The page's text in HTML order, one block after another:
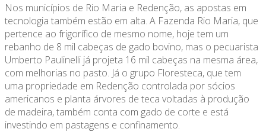
Nos municípios de Rio Maria e Redenção, as apostas em
tecnologia também estão em alta. A Fazenda Rio Maria, que
pertence ao frigorífico de mesmo nome, hoje tem um
rebanho de 8 mil cabeças de gado bovino, mas o pecuarista
Umberto Paulinelli já projeta 16 mil cabeças na mesma área,
com melhorias no pasto. Já o grupo Floresteca, que tem
uma propriedade em Redenção controlada por sócios
americanos e planta árvores de teca voltadas à produção
de madeira, também conta com gado de corte e está
investindo em pastagens e confinamento.